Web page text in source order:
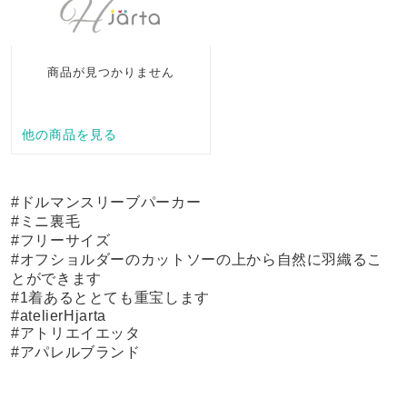
#ドルマンスリーブパーカー
#ミニ裏毛
#フリーサイズ
#オフショルダーのカットソーの上から自然に羽織るこ
とができます
#1着あるととても重宝します
#atelierHjarta
#アトリエイエッタ
#アパレルブランド